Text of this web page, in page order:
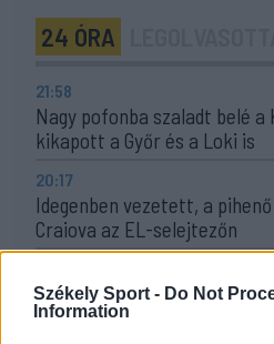
Székely Sport - Do Not
Information
24 ÓRA
21:58
Nagy pofonba szaladt belé a
kikapott a Győr és a Loki is
20:17
Idegenben vezetett, a
Craiova az EL-selejtezőn
Két FK-játékos kapott